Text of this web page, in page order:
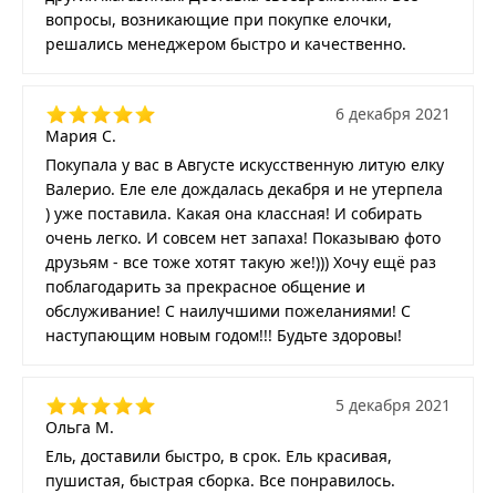
вопросы, возникающие при покупке елочки,
решались менеджером быстро и качественно.
Мария С.
6 декабря 2021
Покупала у вас в Августе искусственную литую елку
Валерио. Еле еле дождалась декабря и не утерпела
) уже поставила. Какая она классная! И собирать
очень легко. И совсем нет запаха! Показываю фото
друзьям - все тоже хотят такую же!))) Хочу ещё раз
поблагодарить за прекрасное общение и
обслуживание! С наилучшими пожеланиями! С
наступающим новым годом!!! Будьте здоровы!
Ольга М.
5 декабря 2021
Ель, доставили быстро, в срок. Ель красивая,
пушистая, быстрая сборка. Все понравилось.